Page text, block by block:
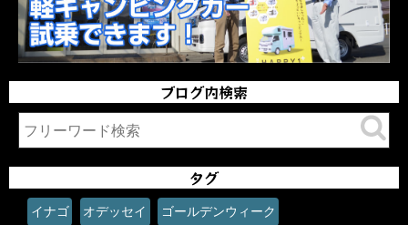
ブログ内検索
タグ
イナゴ オデッセイ ゴールデンウィーク